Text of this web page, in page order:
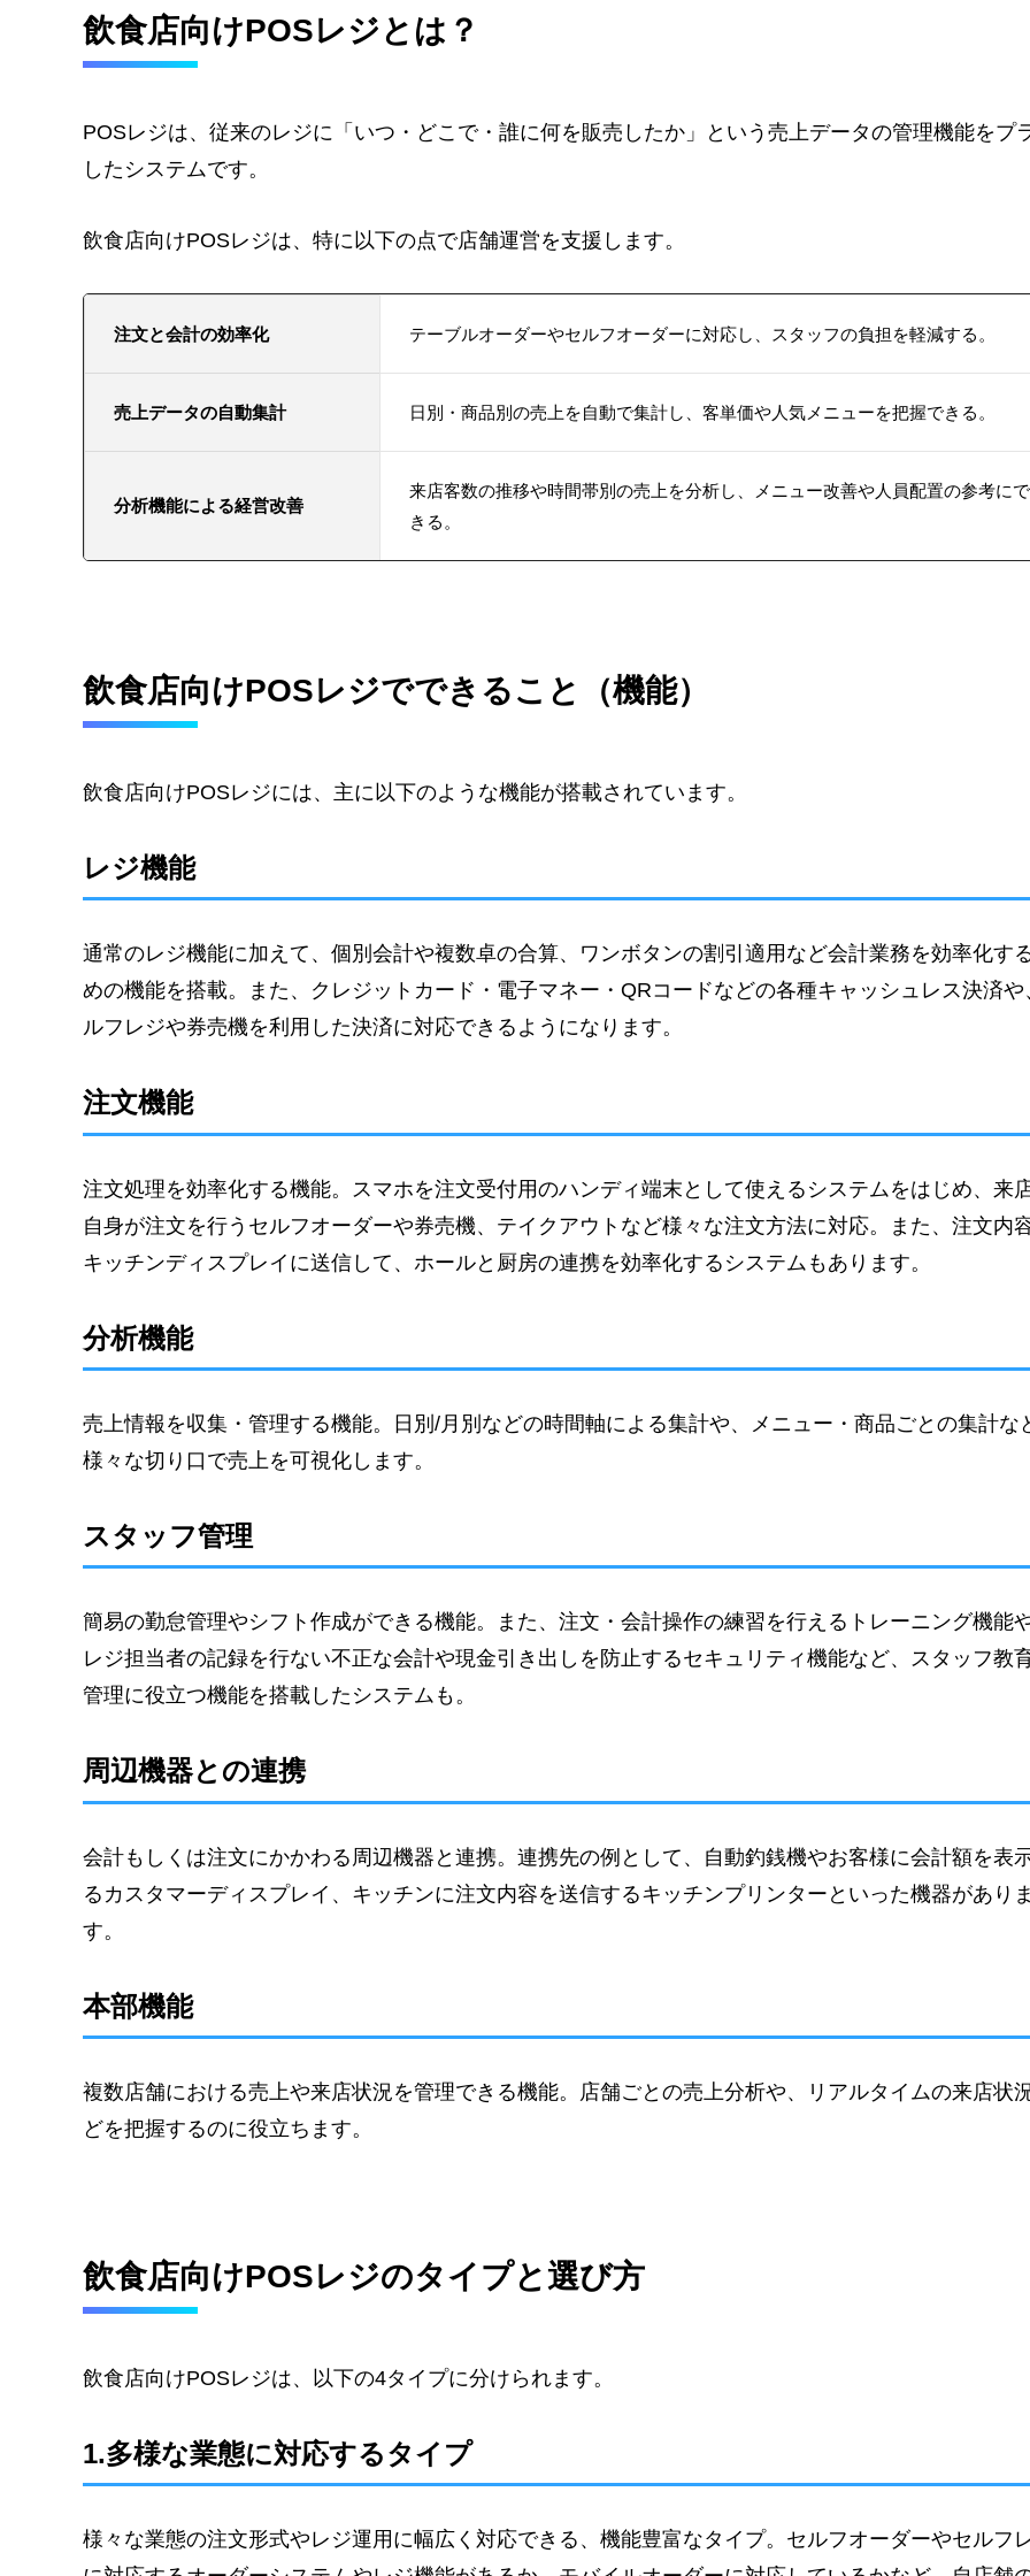
飲食店向けPOSレジとは？
POSレジは、従来のレジに「いつ・どこで・誰に何を販売したか」という売上データの管理機能をプ
したシステムです。
飲食店向けPOSレジは、特に以下の点で店舗運営を支援します。
注文と会計の効率化 テーブルオーダーやセルフオーダーに対応し、スタッフの負担を軽減する。
売上データの自動集計 日別・商品別の売上を自動で集計し、客単価や人気メニューを把握できる。
分析機能による経営改善
来店客数の推移や時間帯別の売上を分析し、メニュー改善や人員配置の参考にで
きる。
飲食店向けPOSレジでできること（機能）
飲食店向けPOSレジには、主に以下のような機能が搭載されています。
レジ機能
通常のレジ機能に加えて、個別会計や複数卓の合算、ワンボタンの割引適用など会計業務を効率化す
めの機能を搭載。また、クレジットカード・電子マネー・QRコードなどの各種キャッシュレス決済や
ルフレジや券売機を利用した決済に対応できるようになります。
注文機能
注文処理を効率化する機能。スマホを注文受付用のハンディ端末として使えるシステムをはじめ、来
自身が注文を行うセルフオーダーや券売機、テイクアウトなど様々な注文方法に対応。また、注文内
キッチンディスプレイに送信して、ホールと厨房の連携を効率化するシステムもあります。
分析機能
売上情報を収集・管理する機能。日別/月別などの時間軸による集計や、メニュー・商品ごとの集計な
様々な切り口で売上を可視化します。
スタッフ管理
簡易の勤怠管理やシフト作成ができる機能。また、注文・会計操作の練習を行えるトレーニング機能
レジ担当者の記録を行ない不正な会計や現金引き出しを防止するセキュリティ機能など、スタッフ教
管理に役立つ機能を搭載したシステムも。
周辺機器との連携
会計もしくは注文にかかわる周辺機器と連携。連携先の例として、自動釣銭機やお客様に会計額を表
るカスタマーディスプレイ、キッチンに注文内容を送信するキッチンプリンターといった機器があり
す。
本部機能
複数店舗における売上や来店状況を管理できる機能。店舗ごとの売上分析や、リアルタイムの来店状
どを把握するのに役立ちます。
飲食店向けPOSレジのタイプと選び方
飲食店向けPOSレジは、以下の4タイプに分けられます。
1.多様な業態に対応するタイプ
様々な業態の注文形式やレジ運用に幅広く対応できる、機能豊富なタイプ。セルフオーダーやセルフ